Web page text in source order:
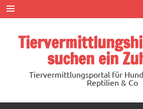
Zum
Inhalt
springen
suchen ein
Tiervermittlungsportal für
Reptilien & Co